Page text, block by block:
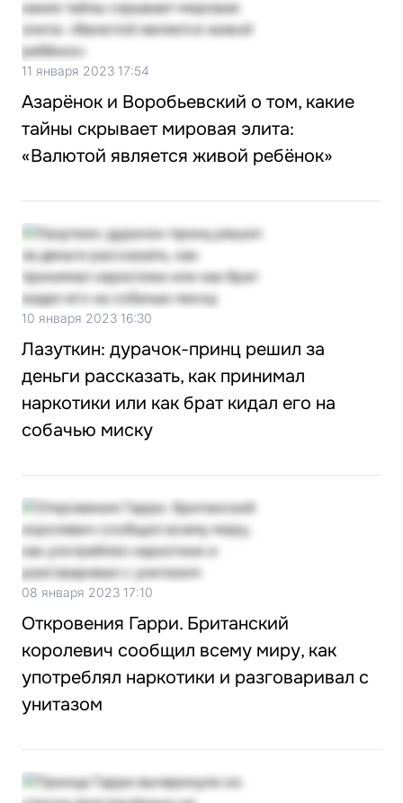
11 января 2023 17:54
Азарёнок и Воробьевский о том, какие
тайны скрывает мировая элита:
«Валютой является живой ребёнок»
10 января 2023 16:30
Лазуткин: дурачок-принц решил за
деньги рассказать, как принимал
наркотики или как брат кидал его на
собачью миску
08 января 2023 17:10
Откровения Гарри. Британский
королевич сообщил всему миру, как
употреблял наркотики и разговаривал с
унитазом